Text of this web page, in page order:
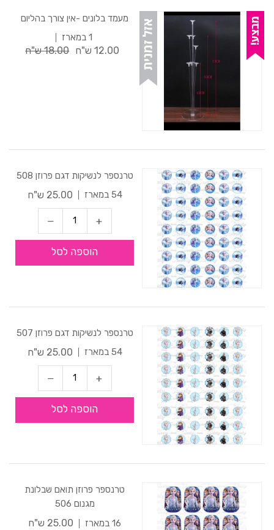
מעמד בלונים -אין צורך בהליום
1 במארז
12.00 ש"ח 18.00 ש"ח
טרנספר לנשיקות דגם פרוזן 508
54 במארז
25.00 ש"ח
הוספה לסל
טרנספר לנשיקות דגם פרוזן 507
54 במארז
25.00 ש"ח
הוספה לסל
טרנספר פרוזן תואם שבלונת
מגנום 506
16 במארז
25.00 ש"ח